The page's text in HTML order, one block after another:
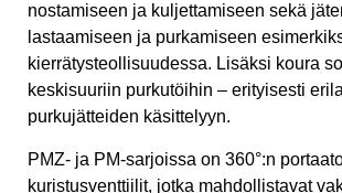
nostamiseen ja kuljettamiseen sekä
lastaamiseen ja purkamiseen
kierrätysteollisuudessa. Lisäksi koura
keskisuuriin purkutöihin – erityisesti
purkujätteiden käsittelyyn.
PMZ- ja PM-sarjoissa on 360°:n
kuristusventtiilit, jotka mahdollistavat